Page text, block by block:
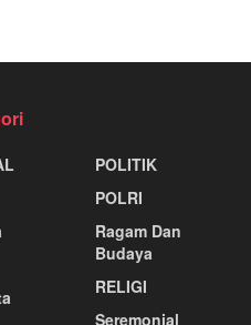
POLITIK
POLRI
Ragam Dan
Budaya
RELIGI
Seremonial